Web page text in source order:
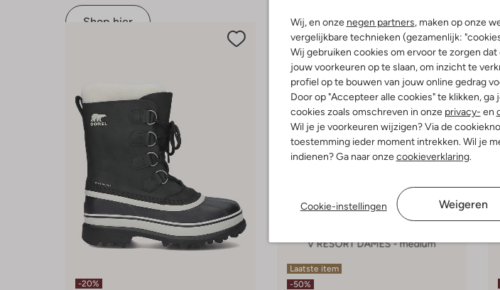
Wij, en onze negen partners, maken op onze
vergelijkbare technieken (gezamenlijk:
Wij gebruiken cookies om ervoor te zorgen
jouw voorkeuren op te slaan, om inzicht te
profiel op te bouwen van jouw online gedrag
Door op "Accepteer alle cookies" te klikken, ga
cookies zoals omschreven in onze privacy- en
Wil je je voorkeuren wijzigen? Via de
toestemming ieder moment intrekken. Wil je
indienen? Ga naar onzecookieverklaring.
Cookie-instellingen Weigeren
Shop hier
-20%
Laatste item
-50%